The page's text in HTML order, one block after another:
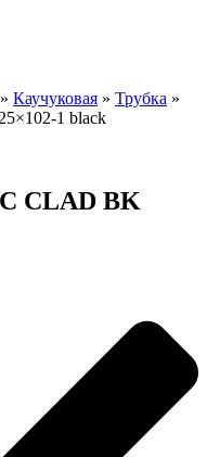
» Каучуковая » Трубка »
1 black
CLAD BK